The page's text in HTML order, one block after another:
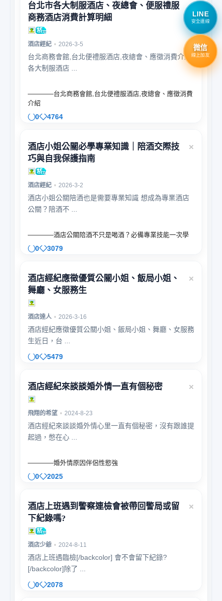
台北市各大制服酒店、夜總會、便服禮服
商務酒店消費計算明細
酒店經紀 • 2026-3-5
台北商務會館,台北便禮服酒店,夜總會、應徵消費介紹
各大制服酒店 ...
————台北商務會館,台北便禮服酒店,夜總會、應徵消費
介紹
0 4764
酒店小姐公關必學專業知識｜陪酒交際技
巧與自我保護指南
酒店經紀 • 2026-3-2
酒店小姐公關陪酒也是需要專業知識 想成為專業酒店
公關？陪酒不 ...
————酒店公關陪酒不只是喝酒？必備專業技能一次學
0 3079
酒店經紀應徵優質公關小姐、飯局小姐、
舞廳、女服務生
酒店達人 • 2026-3-16
酒店經紀應徵優質公關小姐、飯局小姐、舞廳、女服務
生近日，台 ...
0
5479
酒店經紀來談談婚外情一直有個秘密
飛翔的希望 • 2024-8-23
酒店經紀來談談婚外情心里一直有個秘密，沒有跟誰提
起過，憋在心 ...
————婚外情原因伴侶性慾強
0 2025
酒店上班遇到警察連檢會被帶回警局或留
下紀錄嗎?
酒店少爺 • 2024-8-11
酒店上班遇臨檢[/backcolor] 會不會留下紀錄?
[/backcolor]除了 ...
0
2078
LINE
安全連線
微信
線上加友